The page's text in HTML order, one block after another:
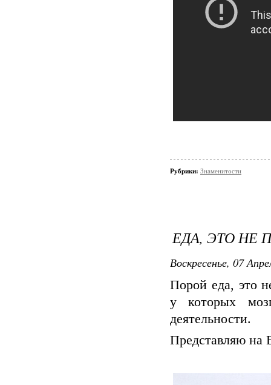
Рубрики: Знаменитости
ЕДА, ЭТО НЕ
Воскресенье, 07
Порой еда, это
у которых
деятельности.
Представляю на